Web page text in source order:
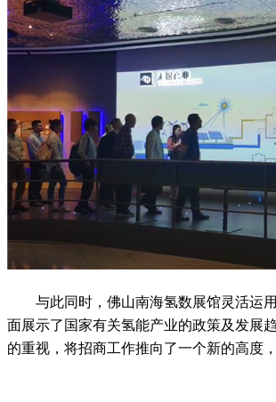
与此同时，佛山南海氢数展馆灵活运
面展示了国家有关氢能产业的政策及发展
的重视，将招商工作推向了一个新的高度